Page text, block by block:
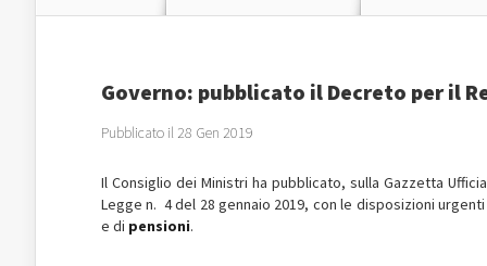
Governo: pubblicato il Decreto per il
Pubblicato il 28 Gen 2019
Il Consiglio dei Ministri ha pubblicato, sulla Gazzetta
Legge n. 4 del 28 gennaio 2019, con le disposizioni
e di pensioni.